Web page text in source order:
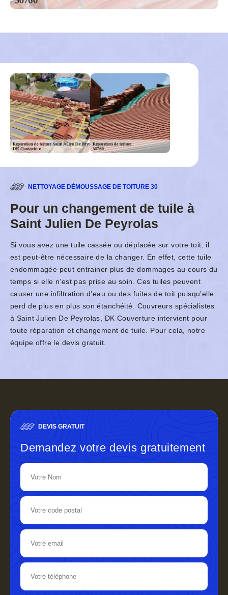
NETTOYAGE DÉMOUSSAGE DE TOITURE 30
Pour un changement de tuile à
Saint Julien De Peyrolas
Si vous avez une tuile cassée ou déplacée sur votre toit, il
est peut-être nécessaire de la changer. En effet, cette tuile
endommagée peut entrainer plus de dommages au cours du
temps si elle n’est pas prise au soin. Ces tuiles peuvent
causer une infiltration d’eau ou des fuites de toit puisqu’elle
perd de plus en plus son étanchéité. Couvreurs spécialistes
à Saint Julien De Peyrolas, DK Couverture intervient pour
toute réparation et changement de tuile. Pour cela, notre
équipe offre le devis gratuit.
DEVIS GRATUIT
Demandez votre devis gratuitement